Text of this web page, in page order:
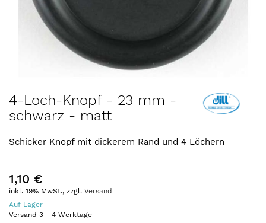
Anfang
der
springen
4-Loch-Knopf - 23 mm -
schwarz - matt
Schicker Knopf mit dickerem Rand und 4 Löchern
1,10 €
inkl. 19% MwSt., zzgl. Versand
Auf Lager
Versand 3 - 4 Werktage